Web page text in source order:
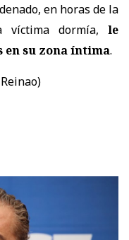
en horas de la
víctima dormía, le
su zona íntima.